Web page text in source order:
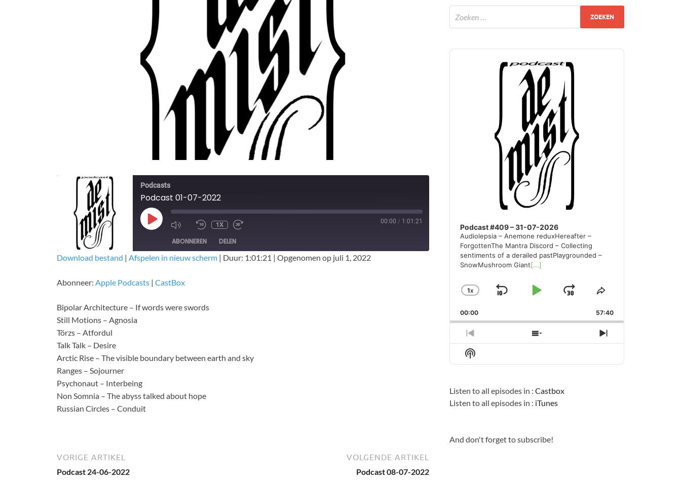
Podcasts
Podcast 01-07-2022
1X 00:00 / 1:01:21
ABONNEREN DELEN
EMBED
Download bestand | Afspelen in nieuw scherm | Duur: 1:01:21 | Opgenomen op juli 1, 2022
Abonneer: Apple Podcasts | CastBox
Bipolar Architecture – If words were swords
Still Motions – Agnosia
Törzs – Atfordul
Talk Talk – Desire
Arctic Rise – The visible boundary between earth and sky
Ranges – Sojourner
Psychonaut – Interbeing
Non Somnia – The abyss talked about hope
Russian Circles – Conduit
VORIGE ARTIKEL
Podcast 24-06-2022
VOLGENDE ARTIKEL
Podcast 08-07-2022
Audio
Podcast #409 – 31-07-2026
Audiolepsia – Anemone reduxHereafter –
ForgottenThe Mantra Discord – Collecting
sentiments of a derailed pastPlaygrounded –
SnowMushroom Giant[...]
CHANGE
RATE
1X
SKIPPLAYJUMP
FORWARD
SHARE
EPISODE
00:00 57:40
PREVIOUS
EPISODE
SHOW
EPISODES
NEXT
EPISODE
Show
Podcast
Listen to all episodes in :Castbox
Listen to all episodes in : iTunes
And don't forget to subscribe!